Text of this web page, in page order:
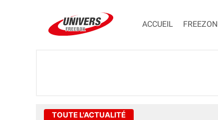
ACCUEIL
TOUTE L'ACTUALITÉ